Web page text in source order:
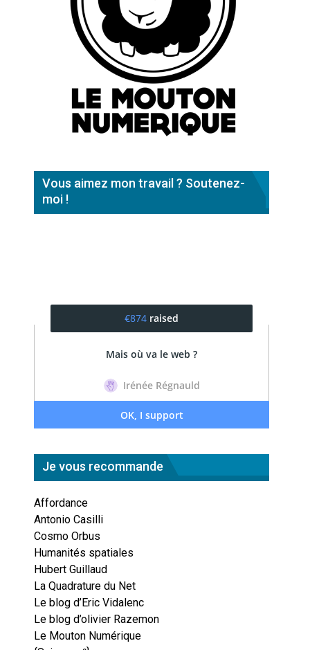
Vous aimez mon travail ? Soutenez-
moi !
Je vous recommande
Affordance
Antonio Casilli
Cosmo Orbus
Humanités spatiales
Hubert Guillaud
La Quadrature du Net
Le blog d’Eric Vidalenc
Le blog d’olivier Razemon
Le Mouton Numérique